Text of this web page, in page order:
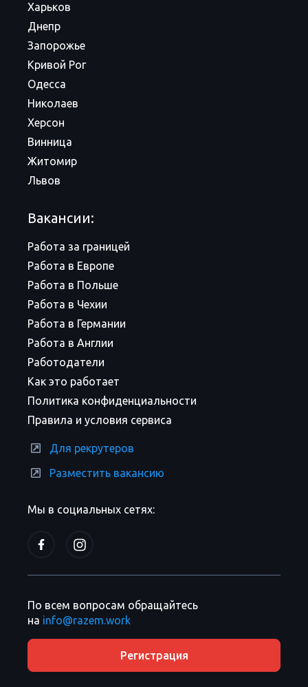
Мы в социальных сетях:
Харьков
Днепр
Запорожье
Кривой Рог
Одесса
Николаев
Херсон
Винница
Житомир
Львов
Вакансии:
Работа за границей
Работа в Европе
Работа в Польше
Работа в Чехии
Работа в Германии
Работа в Англии
Работодатели
Как это работает
Политика конфиденциальности
Правила и условия сервиса
Для рекрутеров
Разместить вакансию
По всем вопросам обращайтесь
на info@razem.work
Регистрация